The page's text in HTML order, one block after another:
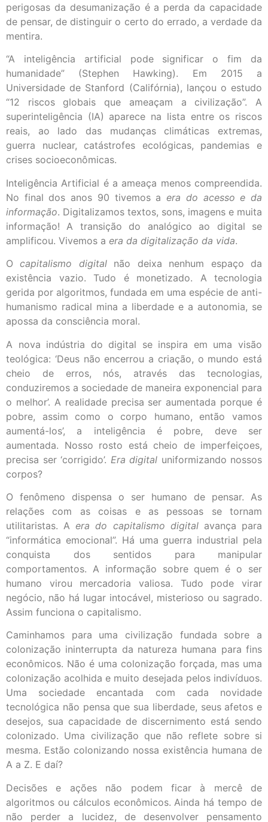
perigosas da desumanização é a perda da capacidade
de pensar, de distinguir o certo do errado, a verdade da
mentira.
“A inteligência artificial pode significar o fim da
humanidade” (Stephen Hawking). Em 2015 a
Universidade de Stanford (Califórnia), lançou o estudo
“12 riscos globais que ameaçam a civilização”. A
superinteligência (IA) aparece na lista entre os riscos
reais, ao lado das mudanças climáticas extremas,
guerra nuclear, catástrofes ecológicas, pandemias e
crises socioeconômicas.
Inteligência Artificial é a ameaça menos compreendida.
No final dos anos 90 tivemos aera do acesso e da
informação. Digitalizamos textos, sons, imagens e muita
informação! A transição do analógico ao digital se
amplificou. Vivemos a era da digitalização da vida.
Ocapitalismo digital não deixa nenhum espaço da
existência vazio. Tudo é monetizado. A tecnologia
gerida por algoritmos, fundada em uma espécie de anti-
humanismo radical mina a liberdade e a autonomia, se
apossa da consciência moral.
A nova indústria do digital se inspira em uma visão
teológica: ‘Deus não encerrou a criação, o mundo está
cheio de erros, nós, através das tecnologias,
conduziremos a sociedade de maneira exponencial para
o melhor’. A realidade precisa ser aumentada porque é
pobre, assim como o corpo humano, então vamos
aumentá-los’, a inteligência é pobre, deve ser
aumentada. Nosso rosto está cheio de imperfeiçoes,
precisa ser ‘corrigido’. Era digital uniformizando nossos
corpos?
O fenômeno dispensa o ser humano de pensar. As
relações com as coisas e as pessoas se tornam
utilitaristas. Aera do capitalismo digitalavança para
“informática emocional”. Há uma guerra industrial pela
conquista dos sentidos para manipular
comportamentos. A informação sobre quem é o ser
humano virou mercadoria valiosa. Tudo pode virar
negócio, não há lugar intocável, misterioso ou sagrado.
Assim funciona o capitalismo.
Caminhamos para uma civilização fundada sobre a
colonização ininterrupta da natureza humana para fins
econômicos. Não é uma colonização forçada, mas uma
colonização acolhida e muito desejada pelos indivíduos.
Uma sociedade encantada com cada novidade
tecnológica não pensa que sua liberdade, seus afetos e
desejos, sua capacidade de discernimento está sendo
colonizado. Uma civilização que não reflete sobre si
mesma. Estão colonizando nossa existência humana de
A a Z. E daí?
Decisões e ações não podem ficar à mercê de
algoritmos ou cálculos econômicos. Ainda há tempo de
não perder a lucidez, de desenvolver pensamento